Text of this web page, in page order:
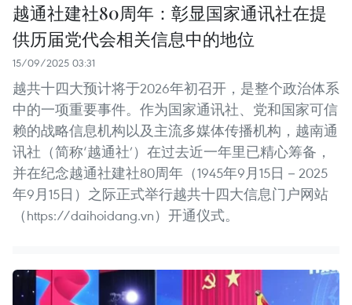
越通社建社80周年：彰显国家通讯社在提
供历届党代会相关信息中的地位
15/09/2025 03:31
越共十四大预计将于2026年初召开，是整个政治体系
中的一项重要事件。作为国家通讯社、党和国家可信
赖的战略信息机构以及主流多媒体传播机构，越南通
讯社（简称‘越通社’）在过去近一年里已精心筹备，
并在纪念越通社建社80周年（1945年9月15日－2025
年9月15日）之际正式举行越共十四大信息门户网站
（https://daihoidang.vn）开通仪式。